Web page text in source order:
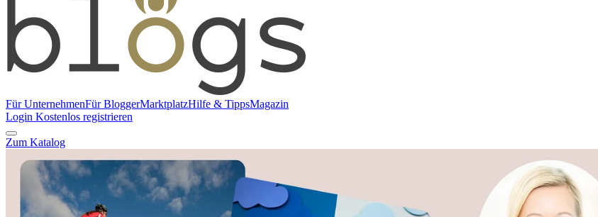
Für UnternehmenFür BloggerMarktplatzHilfe & TippsMagazin
Login Kostenlos registrieren
Zum Katalog